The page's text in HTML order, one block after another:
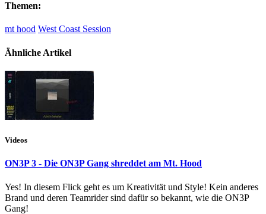
Themen:
mt hood West Coast Session
Ähnliche Artikel
Videos
ON3P 3 - Die ON3P Gang shreddet am Mt. Hood
Yes! In diesem Flick geht es um Kreativität und Style! Kein anderes
Brand und deren Teamrider sind dafür so bekannt, wie die ON3P
Gang!